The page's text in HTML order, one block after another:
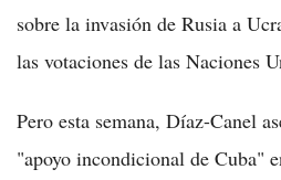
sobre la invasión de Rusia a
las votaciones de las Naciones
Pero esta semana, Díaz-Canel
"apoyo incondicional de Cuba"